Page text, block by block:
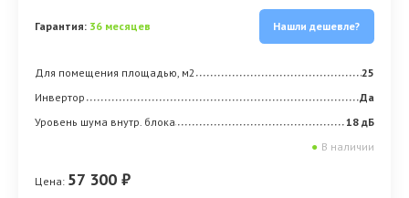
Гарантия: 36 месяцев Нашли дешевле?
Для помещения площадью, м2
25
Инвертор
Да
Уровень шума внутр. блока
18 дБ
● В наличии
Цена: 57 300 ₽